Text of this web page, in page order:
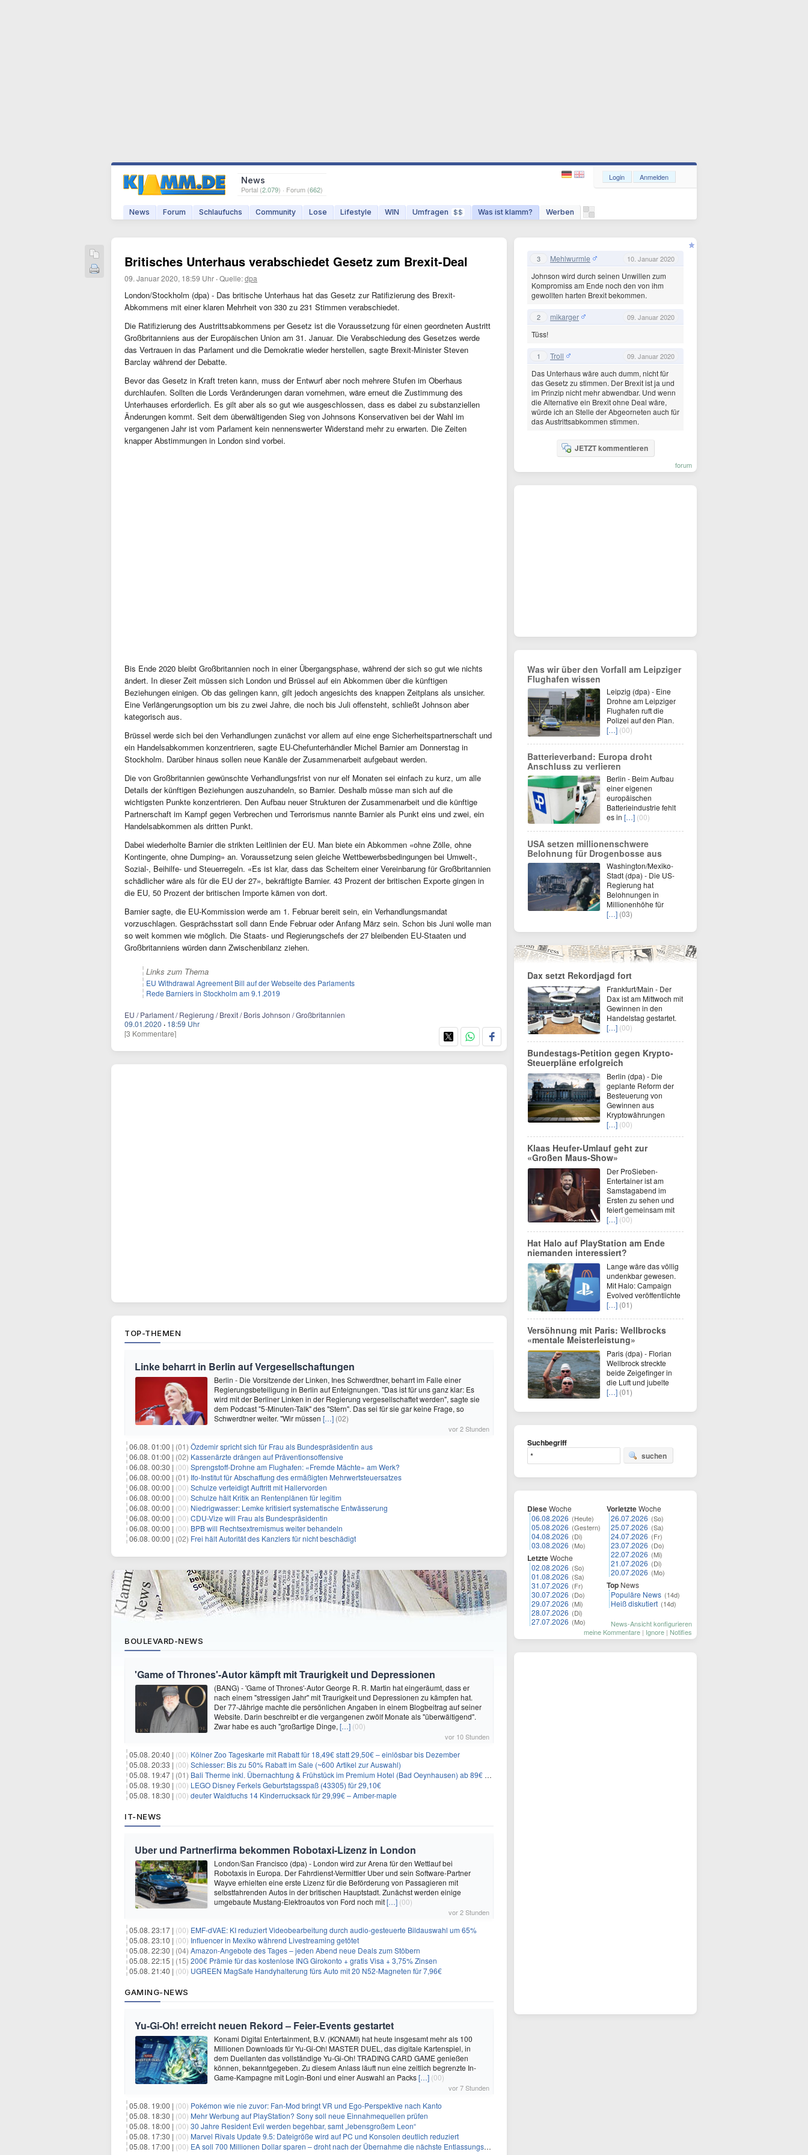
News
Portal (2.079) · Forum (662)
News Forum Schlaufuchs Community Lose Lifestyle WIN Umfragen $$ Was ist klamm? Werben
Login Anmelden
Britisches Unterhaus verabschiedet Gesetz zum Brexit-Deal
09. Januar 2020, 18:59 Uhr ·Quelle:dpa
London/Stockholm (dpa) - Das britische Unterhaus hat das Gesetz zur Ratifizierung des Brexit-
Abkommens mit einer klaren Mehrheit von 330 zu 231 Stimmen verabschiedet.
Die Ratifizierung des Austrittsabkommens per Gesetz ist die Voraussetzung für einen geordneten Austritt
Großbritanniens aus der Europäischen Union am 31. Januar. Die Verabschiedung des Gesetzes werde
das Vertrauen in das Parlament und die Demokratie wieder herstellen, sagte Brexit-Minister Steven
Barclay während der Debatte.
Bevor das Gesetz in Kraft treten kann, muss der Entwurf aber noch mehrere Stufen im Oberhaus
durchlaufen. Sollten die Lords Veränderungen daran vornehmen, wäre erneut die Zustimmung des
Unterhauses erforderlich. Es gilt aber als so gut wie ausgeschlossen, dass es dabei zu substanziellen
Änderungen kommt. Seit dem überwältigenden Sieg von Johnsons Konservativen bei der Wahl im
vergangenen Jahr ist vom Parlament kein nennenswerter Widerstand mehr zu erwarten. Die Zeiten
knapper Abstimmungen in London sind vorbei.
Bis Ende 2020 bleibt Großbritannien noch in einer Übergangsphase, während der sich so gut wie nichts
ändert. In dieser Zeit müssen sich London und Brüssel auf ein Abkommen über die künftigen
Beziehungen einigen. Ob das gelingen kann, gilt jedoch angesichts des knappen Zeitplans als unsicher.
Eine Verlängerungsoption um bis zu zwei Jahre, die noch bis Juli offensteht, schließt Johnson aber
kategorisch aus.
Brüssel werde sich bei den Verhandlungen zunächst vor allem auf eine enge Sicherheitspartnerschaft und
ein Handelsabkommen konzentrieren, sagte EU-Chefunterhändler Michel Barnier am Donnerstag in
Stockholm. Darüber hinaus sollen neue Kanäle der Zusammenarbeit aufgebaut werden.
Die von Großbritannien gewünschte Verhandlungsfrist von nur elf Monaten sei einfach zu kurz, um alle
Details der künftigen Beziehungen auszuhandeln, so Barnier. Deshalb müsse man sich auf die
wichtigsten Punkte konzentrieren. Den Aufbau neuer Strukturen der Zusammenarbeit und die künftige
Partnerschaft im Kampf gegen Verbrechen und Terrorismus nannte Barnier als Punkt eins und zwei, ein
Handelsabkommen als dritten Punkt.
Dabei wiederholte Barnier die strikten Leitlinien der EU. Man biete ein Abkommen «ohne Zölle, ohne
Kontingente, ohne Dumping» an. Voraussetzung seien gleiche Wettbewerbsbedingungen bei Umwelt-,
Sozial-, Beihilfe- und Steuerregeln. «Es ist klar, dass das Scheitern einer Vereinbarung für Großbritannien
schädlicher wäre als für die EU der 27», bekräftigte Barnier. 43 Prozent der britischen Exporte gingen in
die EU, 50 Prozent der britischen Importe kämen von dort.
Barnier sagte, die EU-Kommission werde am 1. Februar bereit sein, ein Verhandlungsmandat
vorzuschlagen. Gesprächsstart soll dann Ende Februar oder Anfang März sein. Schon bis Juni wolle man
so weit kommen wie möglich. Die Staats- und Regierungschefs der 27 bleibenden EU-Staaten und
Großbritanniens würden dann Zwischenbilanz ziehen.
Links zum Thema
EU Withdrawal Agreement Bill auf der Webseite des Parlaments
Rede Barniers in Stockholm am 9.1.2019
EU / Parlament / Regierung / Brexit / Boris Johnson / Großbritannien
09.01.2020 · 18:59 Uhr
[3 Kommentare]
TOP-THEMEN
Linke beharrt in Berlin auf Vergesellschaftungen
Berlin - Die Vorsitzende der Linken, Ines Schwerdtner, beharrt im Falle einer
Regierungsbeteiligung in Berlin auf Enteignungen. "Das ist für uns ganz klar: Es
wird mit der Berliner Linken in der Regierung vergesellschaftet werden", sagte sie
dem Podcast "5-Minuten-Talk" des "Stern". Das sei für sie gar keine Frage, so
Schwerdtner weiter. "Wir müssen […] (02)
vor 2 Stunden
06.08. 01:00 | (01) Özdemir spricht sich für Frau als Bundespräsidentin aus
06.08. 01:00 | (02) Kassenärzte drängen auf Präventionsoffensive
06.08. 00:30 | (00) Sprengstoff-Drohne am Flughafen: «Fremde Mächte» am Werk?
06.08. 00:00 | (01) Ifo-Institut für Abschaffung des ermäßigten Mehrwertsteuersatzes
06.08. 00:00 | (00) Schulze verteidigt Auftritt mit Hallervorden
06.08. 00:00 | (00) Schulze hält Kritik an Rentenplänen für legitim
06.08. 00:00 | (00) Niedrigwasser: Lemke kritisiert systematische Entwässerung
06.08. 00:00 | (00) CDU-Vize will Frau als Bundespräsidentin
06.08. 00:00 | (00) BPB will Rechtsextremismus weiter behandeln
06.08. 00:00 | (02) Frei hält Autorität des Kanzlers für nicht beschädigt
BOULEVARD-NEWS
'Game of Thrones'-Autor kämpft mit Traurigkeit und Depressionen
(BANG) - 'Game of Thrones'-Autor George R. R. Martin hat eingeräumt, dass er
nach einem "stressigen Jahr" mit Traurigkeit und Depressionen zu kämpfen hat.
Der 77-Jährige machte die persönlichen Angaben in einem Blogbeitrag auf seiner
Website. Darin beschreibt er die vergangenen zwölf Monate als "überwältigend".
Zwar habe es auch "großartige Dinge, […] (00)
vor 10 Stunden
05.08. 20:40 | (00) Kölner Zoo Tageskarte mit Rabatt für 18,49€ statt 29,50€ – einlösbar bis Dezember
05.08. 20:33 | (00) Schiesser: Bis zu 50% Rabatt im Sale (~600 Artikel zur Auswahl)
05.08. 19:47 | (01) Bali Therme inkl. Übernachtung & Frühstück im Premium Hotel (Bad Oeynhausen) ab 89€ p.P.
05.08. 19:30 | (00) LEGO Disney Ferkels Geburtstagsspaß (43305) für 29,10€
05.08. 18:30 | (00) deuter Waldfuchs 14 Kinderrucksack für 29,99€ – Amber-maple
IT-NEWS
Uber und Partnerfirma bekommen Robotaxi-Lizenz in London
London/San Francisco (dpa) - London wird zur Arena für den Wettlauf bei
Robotaxis in Europa. Der Fahrdienst-Vermittler Uber und sein Software-Partner
Wayve erhielten eine erste Lizenz für die Beförderung von Passagieren mit
selbstfahrenden Autos in der britischen Hauptstadt. Zunächst werden einige
umgebaute Mustang-Elektroautos von Ford noch mit[…] (00)
vor 2 Stunden
05.08. 23:17 | (00) EMF-dVAE: KI reduziert Videobearbeitung durch audio-gesteuerte Bildauswahl um 65%
05.08. 23:10 | (00) Influencer in Mexiko während Livestreaming getötet
05.08. 22:30 | (04) Amazon-Angebote des Tages – jeden Abend neue Deals zum Stöbern
05.08. 22:15 | (15) 200€ Prämie für das kostenlose ING Girokonto + gratis Visa + 3,75% Zinsen
05.08. 21:40 | (00) UGREEN MagSafe Handyhalterung fürs Auto mit 20 N52-Magneten für 7,96€
GAMING-NEWS
Yu‑Gi‑Oh! erreicht neuen Rekord – Feier‑Events gestartet
Konami Digital Entertainment, B.V. (KONAMI) hat heute insgesamt mehr als 100
Millionen Downloads für Yu-Gi-Oh! MASTER DUEL, das digitale Kartenspiel, in
dem Duellanten das vollständige Yu-Gi-Oh! TRADING CARD GAME genießen
können, bekanntgegeben. Zu diesem Anlass läuft nun eine zeitlich begrenzte In-
Game-Kampagne mit Login-Boni und einer Auswahl an Packs[…] (00)
vor 7 Stunden
05.08. 19:00 | (00) Pokémon wie nie zuvor: Fan-Mod bringt VR und Ego-Perspektive nach Kanto
05.08. 18:30 | (00) Mehr Werbung auf PlayStation? Sony soll neue Einnahmequellen prüfen
05.08. 18:00 | (00) 30 Jahre Resident Evil werden begehbar, samt „lebensgroßem Leon“
05.08. 17:30 | (00) Marvel Rivals Update 9.5: Dateigröße wird auf PC und Konsolen deutlich reduziert
05.08. 17:00 | (00) EA soll 700 Millionen Dollar sparen – droht nach der Übernahme die nächste Entlassungswelle?
3 Mehlwurmle 10. Januar 2020
Johnson wird durch seinen Unwillen zum
Kompromiss am Ende noch den von ihm
gewollten harten Brexit bekommen.
2 mikarger 09. Januar 2020
Tüss!
1 Troll 09. Januar 2020
Das Unterhaus wäre auch dumm, nicht für
das Gesetz zu stimmen. Der Brexit ist ja und
im Prinzip nicht mehr abwendbar. Und wenn
die Alternative ein Brexit ohne Deal wäre,
würde ich an Stelle der Abgeorneten auch für
das Austrittsabkommen stimmen.
JETZT kommentieren
forum
Was wir über den Vorfall am Leipziger
Flughafen wissen
Leipzig (dpa) - Eine
Drohne am Leipziger
Flughafen ruft die
Polizei auf den Plan.
[…] (00)
Batterieverband: Europa droht
Anschluss zu verlieren
Berlin - Beim Aufbau
einer eigenen
europäischen
Batterieindustrie fehlt
es in […] (00)
USA setzen millionenschwere
Belohnung für Drogenbosse aus
Washington/Mexiko-
Stadt (dpa) - Die US-
Regierung hat
Belohnungen in
Millionenhöhe für
[…] (03)
Dax setzt Rekordjagd fort
Frankfurt/Main - Der
Dax ist am Mittwoch mit
Gewinnen in den
Handelstag gestartet.
[…] (00)
Bundestags-Petition gegen Krypto-
Steuerpläne erfolgreich
Berlin (dpa) - Die
geplante Reform der
Besteuerung von
Gewinnen aus
Kryptowährungen
[…] (00)
Klaas Heufer-Umlauf geht zur
«Großen Maus-Show»
Der ProSieben-
Entertainer ist am
Samstagabend im
Ersten zu sehen und
feiert gemeinsam mit
[…] (00)
Hat Halo auf PlayStation am Ende
niemanden interessiert?
Lange wäre das völlig
undenkbar gewesen.
Mit Halo: Campaign
Evolved veröffentlichte
[…] (01)
Versöhnung mit Paris: Wellbrocks
«mentale Meisterleistung»
Paris (dpa) - Florian
Wellbrock streckte
beide Zeigefinger in
die Luft und jubelte
[…] (01)
Suchbegriff
suchen
DieseWoche
06.08.2026 (Heute)
05.08.2026 (Gestern)
04.08.2026 (Di)
03.08.2026 (Mo)
LetzteWoche
02.08.2026 (So)
01.08.2026 (Sa)
31.07.2026 (Fr)
30.07.2026 (Do)
29.07.2026 (Mi)
28.07.2026 (Di)
27.07.2026 (Mo)
VorletzteWoche
26.07.2026 (So)
25.07.2026 (Sa)
24.07.2026 (Fr)
23.07.2026 (Do)
22.07.2026 (Mi)
21.07.2026 (Di)
20.07.2026 (Mo)
Top News
Populäre News (14d)
Heiß diskutiert (14d)
News-Ansicht konfigurieren
meine Kommentare | Ignore | Notifies